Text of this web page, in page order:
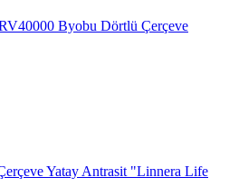
Byobu Dörtlü Çerçeve
Yatay Antrasit "Linnera Life